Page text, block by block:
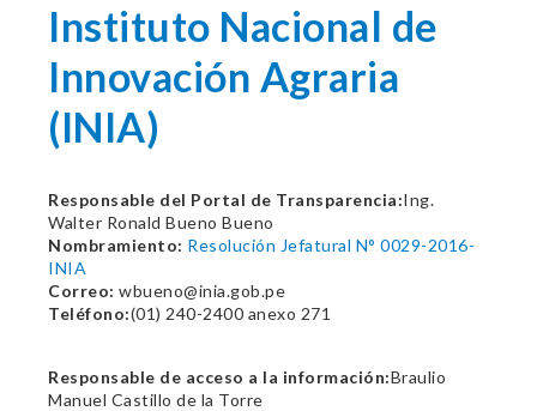
Instituto Nacional de
Innovación Agraria
(INIA)
Responsable del Portal de Transparencia:Ing.
Walter Ronald Bueno Bueno
Nombramiento: Resolución Jefatural N° 0029-2016-
INIA
Correo: wbueno@inia.gob.pe
Teléfono:(01) 240-2400 anexo 271
Responsable de acceso a la información:Braulio
Manuel Castillo de la Torre